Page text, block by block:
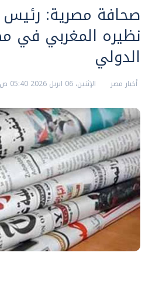
صحافة مصرية: رئيس
نظيره المغربي في
الدولي
أخبار مصر الإثنين، 06 ابريل 2026 05:40 ص